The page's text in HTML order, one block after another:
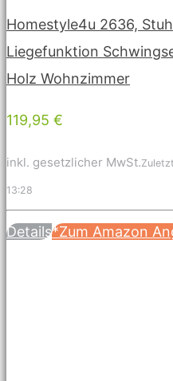
Homestyle4u 2636,
Liegefunktion
Holz Wohnzimmer
119,95 €
inkl. gesetzlicher MwSt.
13:28
Details*Zum Amazon